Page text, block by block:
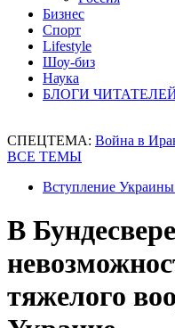
Бизнес
Спорт
Lifestyle
Шоу-биз
Наука
БЛОГИ
СПЕЦТЕМА: Война в
ВСЕ ТЕМЫ
Вступление
В
тяжелого